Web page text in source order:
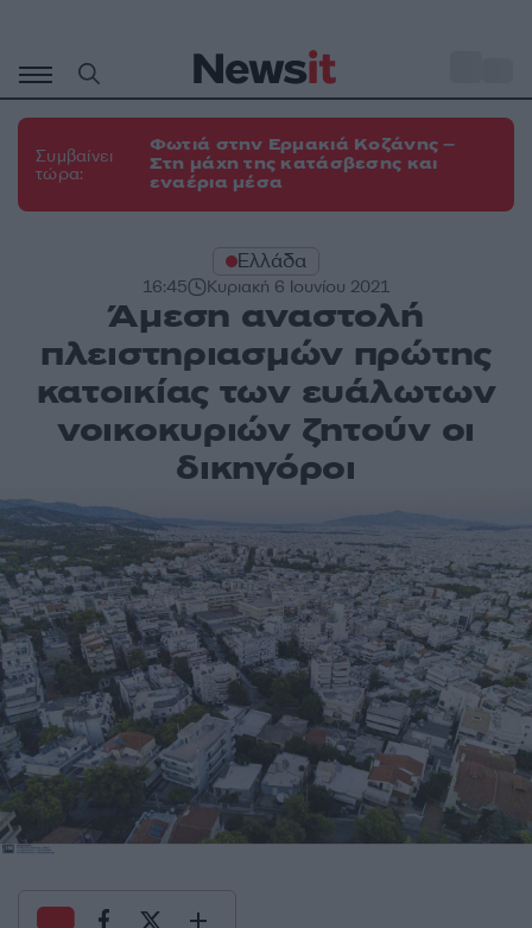
περιεχόμενο
Συμβαίνει
τώρα:
Φωτιά στην Ερμακιά Κοζάνης –
Στη μάχη της κατάσβεσης και
εναέρια μέσα
Ελλάδα
16:45 Κυριακή 6 Ιουνίου 2021
Άμεση αναστολή
πλειστηριασμών πρώτης
κατοικίας των ευάλωτων
νοικοκυριών ζητούν οι
δικηγόροι